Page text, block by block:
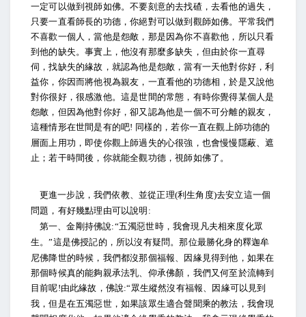
一定可以做到視師如佛。不要刻意的去找碴，去看他的過失，
只要一直看師長的功德，你絕對可以做到觀師如佛。平常我們
不喜歡一個人，當他是怨敵，那是因為你不喜歡他，所以只看
到他的缺失。事實上，他沒有那麼多缺失，但由於你一直尋
伺，找缺失的緣故，就認為他是怨敵，當有一天他對你好，利
益你，你因而將他視為親友，一直看他的功德相，於是又說他
對你很好，很感激他。這是世間的常態，有時你覺得某個人是
怨敵，但因為他對你好，卻又認為他是一個不可分離的親友，
這種情形在世間是有的吧! 同樣的，若你一直在觀上師功德的
層面上用功，即使你觀上師過失的心很強，也會慢慢隱蔽、遮
止；若干時間後，你就能全觀功德，視師如佛了。
更進一步說，我們依教、並從正理(利生角度)去安立這一個
問題，有好幾點理由可以說明 :
第一、金剛持佛說:“五濁惡世時，我會現凡夫相來度化眾
生。”這是佛授記的，所以沒有疑問。那位最勝化身的釋迦牟
尼佛降世的時候，我們都沒那個福報、因緣見得到他，如果在
那個時候真的能夠親承法乳、仰承佛顏，我們又何至於流轉到
目前呢!由此緣故，佛說:“眾生縱然沒有福報、因緣可以見到
我，但是在五濁惡世，如果該眾生適合聲聞乘的教法，我會現